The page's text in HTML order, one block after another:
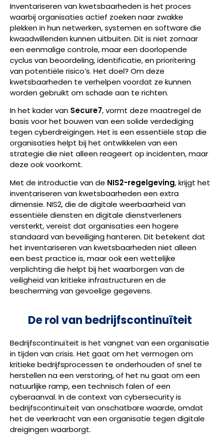
Inventariseren van kwetsbaarheden is het proces
waarbij organisaties actief zoeken naar zwakke
plekken in hun netwerken, systemen en software die
kwaadwillenden kunnen uitbuiten. Dit is niet zomaar
een eenmalige controle, maar een doorlopende
cyclus van beoordeling, identificatie, en prioritering
van potentiële risico’s. Het doel? Om deze
kwetsbaarheden te verhelpen voordat ze kunnen
worden gebruikt om schade aan te richten.
In het kader van Secure7, vormt deze maatregel de
basis voor het bouwen van een solide verdediging
tegen cyberdreigingen. Het is een essentiële stap die
organisaties helpt bij het ontwikkelen van een
strategie die niet alleen reageert op incidenten, maar
deze ook voorkomt.
Met de introductie van de NIS2-regelgeving, krijgt het
inventariseren van kwetsbaarheden een extra
dimensie. NIS2, die de digitale weerbaarheid van
essentiële diensten en digitale dienstverleners
versterkt, vereist dat organisaties een hogere
standaard van beveiliging hanteren. Dit betekent dat
het inventariseren van kwetsbaarheden niet alleen
een best practice is, maar ook een wettelijke
verplichting die helpt bij het waarborgen van de
veiligheid van kritieke infrastructuren en de
bescherming van gevoelige gegevens.
De rol van bedrijfscontinuïteit
Bedrijfscontinuïteit is het vangnet van een organisatie
in tijden van crisis. Het gaat om het vermogen om
kritieke bedrijfsprocessen te onderhouden of snel te
herstellen na een verstoring, of het nu gaat om een
natuurlijke ramp, een technisch falen of een
cyberaanval. In de context van cybersecurity is
bedrijfscontinuïteit van onschatbare waarde, omdat
het de veerkracht van een organisatie tegen digitale
dreigingen waarborgt.